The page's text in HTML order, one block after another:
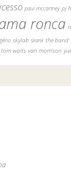
paul mccartney pj
ronca
skylab skank the band
tom waits van morrison